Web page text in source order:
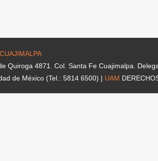
Quiroga 4871. Col. Santa Fe Cuajimalpa.
de México (Tel.: 5814 6500) | UAM